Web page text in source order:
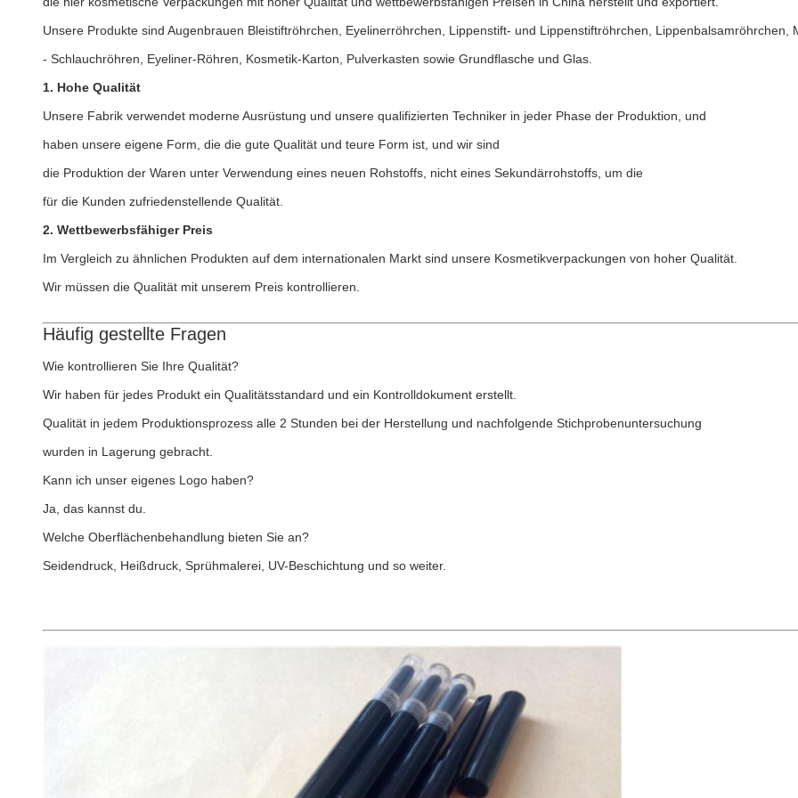
Unsere Produkte sind Augenbrauen Bleistiftröhrchen, Eyelinerröhrchen, Lippenstift- und Lippenstiftröhrchen, Lippenbalsamröhrchen,
- Schlauchröhren, Eyeliner-Röhren, Kosmetik-Karton, Pulverkasten sowie Grundflasche und Glas.
1. Hohe Qualität
Unsere Fabrik verwendet moderne Ausrüstung und unsere qualifizierten Techniker in jeder Phase der Produktion, und
haben unsere eigene Form, die die gute Qualität und teure Form ist, und wir sind
die Produktion der Waren unter Verwendung eines neuen Rohstoffs, nicht eines Sekundärrohstoffs, um die
für die Kunden zufriedenstellende Qualität.
2. Wettbewerbsfähiger Preis
Im Vergleich zu ähnlichen Produkten auf dem internationalen Markt sind unsere Kosmetikverpackungen von hoher Qualität.
Wir müssen die Qualität mit unserem Preis kontrollieren.
Häufig gestellte Fragen
Wie kontrollieren Sie Ihre Qualität?
Wir haben für jedes Produkt ein Qualitätsstandard und ein Kontrolldokument erstellt.
Qualität in jedem Produktionsprozess alle 2 Stunden bei der Herstellung und nachfolgende Stichprobenuntersuchung
wurden in Lagerung gebracht.
Kann ich unser eigenes Logo haben?
Ja, das kannst du.
Welche Oberflächenbehandlung bieten Sie an?
Seidendruck, Heißdruck, Sprühmalerei, UV-Beschichtung und so weiter.